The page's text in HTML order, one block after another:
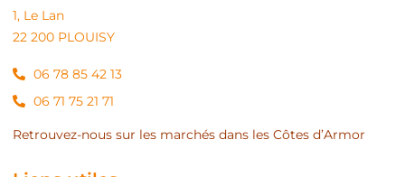
1, Le Lan
22 200 PLOUISY
06 78 85 42 13
06 71 75 21 71
Retrouvez-nous sur les marchés dans les Côtes d’Armor